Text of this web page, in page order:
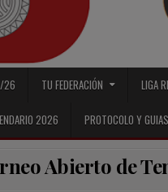
26 TU FEDERACIÓN LIGA
2026 PROTOCOLO Y
Abierto de